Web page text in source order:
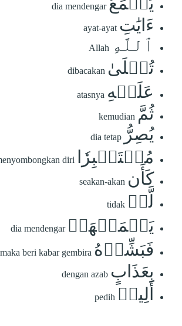
dia mendengar
ءَايَٰتِ ayat-ayat
ٱللَّهِ Allah
تُتۡلَىٰ dibacakan
عَلَيۡهِ atasnya
ثُمَّ kemudian
يُصِرُّ dia tetap
مُسۡتَكۡبِرٗا diri
كَأَن seakan-akan
لَّمۡ tidak
يَسۡمَعۡهَاۖ dia mendengar
فَبَشِّرۡهُ maka beri kabar gembira
بِعَذَابٍ dengan azab
أَلِيمٖ pedih